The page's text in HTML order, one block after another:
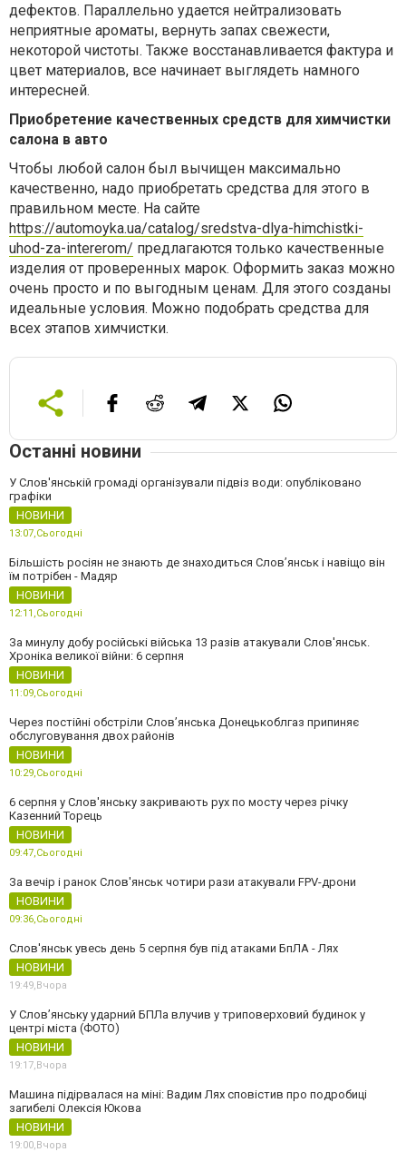
дефектов. Параллельно удается нейтрализовать
неприятные ароматы, вернуть запах свежести,
некоторой чистоты. Также восстанавливается фактура и
цвет материалов, все начинает выглядеть намного
интересней.
Приобретение качественных средств для химчистки
салона в авто
Чтобы любой салон был вычищен максимально
качественно, надо приобретать средства для этого в
правильном месте. На сайте
https://automoyka.ua/catalog/sredstva-dlya-himchistki-
uhod-za-intererom/ предлагаются только качественные
изделия от проверенных марок. Оформить заказ можно
очень просто и по выгодным ценам. Для этого созданы
идеальные условия. Можно подобрать средства для
всех этапов химчистки.
Останні новини
У Слов'янській громаді організували підвіз води: опубліковано
графіки
НОВИНИ
13:07,Сьогодні
Більшість росіян не знають де знаходиться Слов’янськ і навіщо він
їм потрібен - Мадяр
НОВИНИ
12:11,Сьогодні
За минулу добу російські війська 13 разів атакували Слов'янськ.
Хроніка великої війни: 6 серпня
НОВИНИ
11:09,Сьогодні
Через постійні обстріли Слов’янська Донецькоблгаз припиняє
обслуговування двох районів
НОВИНИ
10:29,Сьогодні
6 серпня у Слов'янську закривають рух по мосту через річку
Казенний Торець
НОВИНИ
09:47,Сьогодні
За вечір і ранок Слов'янськ чотири рази атакували FPV-дрони
НОВИНИ
09:36,Сьогодні
Слов'янськ увесь день 5 серпня був під атаками БпЛА - Лях
НОВИНИ
19:49,Вчора
У Слов’янську ударний БПЛа влучив у триповерховий будинок у
центрі міста (ФОТО)
НОВИНИ
19:17,Вчора
Машина підірвалася на міні: Вадим Лях сповістив про подробиці
загибелі Олексія Юкова
НОВИНИ
19:00,Вчора